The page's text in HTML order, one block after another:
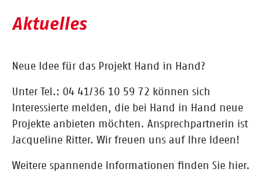
Aktuelles
Neue Idee für das Projekt Hand in Hand?
Unter Tel.: 04 41/36 10 59 72 können sich
Interessierte melden, die bei Hand in Hand neue
Projekte anbieten möchten. Ansprechpartnerin ist
Jacqueline Ritter. Wir freuen uns auf Ihre Ideen!
Weitere spannende Informationen finden Sie hier.